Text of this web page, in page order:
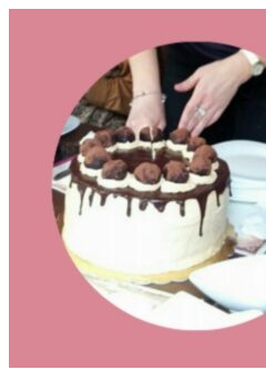
Pleziruri
Prăjituri: ce și cum